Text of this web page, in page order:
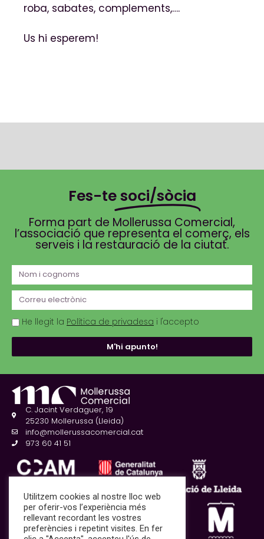
roba, sabates, complements,….
Us hi esperem!
Fes-tesoci/sòcia
Forma part de Mollerussa Comercial,
l’associació que representa el comerç, els
serveis i la restauració de la ciutat.
He llegit la Política de privadesa i l'accepto
M'hi apunto!
C. Jacint Verdaguer, 19
25230 Mollerussa (Lleida)
info@mollerussacomercial.cat
973 60 41 51
Utilitzem cookies al nostre lloc web
per oferir-vos l’experiència més
rellevant recordant les vostres
preferències i repetint visites. En fer